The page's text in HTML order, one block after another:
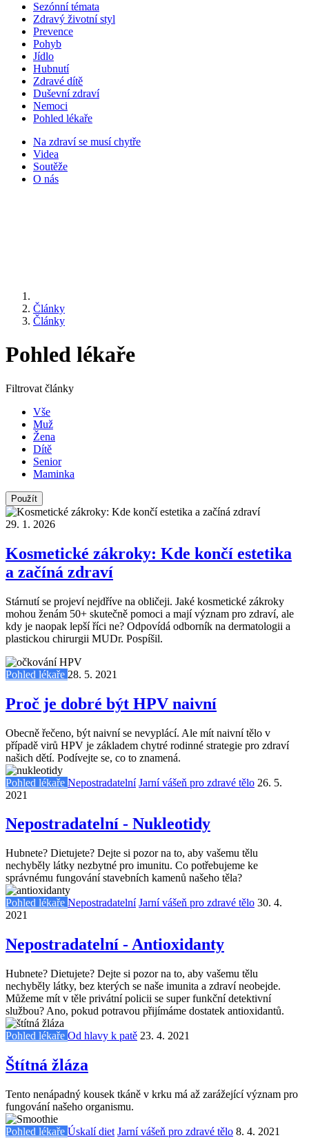
Sezónní témata
Zdravý životní styl
Prevence
Pohyb
Jídlo
Hubnutí
Zdravé dítě
Duševní zdraví
Nemoci
Pohled lékaře
Na zdraví se musí chytře
Videa
Soutěže
O nás
Články
Články
Pohled lékaře
Filtrovat články
Vše
Muž
Žena
Dítě
Senior
Maminka
29. 1. 2026
Kosmetické zákroky: Kde končí estetika
a začíná zdraví
Stárnutí se projeví nejdříve na obličeji. Jaké kosmetické zákroky
mohou ženám 50+ skutečně pomoci a mají význam pro zdraví, ale
kdy je naopak lepší říci ne? Odpovídá odborník na dermatologii a
plastickou chirurgii MUDr. Pospíšil.
Pohled lékaře 28. 5. 2021
Proč je dobré být HPV naivní
Obecně řečeno, být naivní se nevyplácí. Ale mít naivní tělo v
případě virů HPV je základem chytré rodinné strategie pro zdraví
našich dětí. Podívejte se, co to znamená.
Pohled lékaře Nepostradatelní Jarní vášeň pro zdravé tělo 26. 5.
2021
Nepostradatelní - Nukleotidy
Hubnete? Dietujete? Dejte si pozor na to, aby vašemu tělu
nechyběly látky nezbytné pro imunitu. Co potřebujeme ke
správnému fungování stavebních kamenů našeho těla?
Pohled lékaře Nepostradatelní Jarní vášeň pro zdravé tělo 30. 4.
2021
Nepostradatelní - Antioxidanty
Hubnete? Dietujete? Dejte si pozor na to, aby vašemu tělu
nechyběly látky, bez kterých se naše imunita a zdraví neobejde.
Můžeme mít v těle privátní policii se super funkční detektivní
službou? Ano, pokud potravou přijímáme dostatek antioxidantů.
Pohled lékaře Od hlavy k patě 23. 4. 2021
Štítná žláza
Tento nenápadný kousek tkáně v krku má až zarážející význam pro
fungování našeho organismu.
Pohled lékaře Úskalí diet Jarní vášeň pro zdravé tělo 8. 4. 2021